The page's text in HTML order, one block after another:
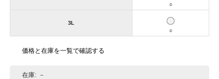
○
3L
○
価格と在庫を一覧で確認する
在庫: －